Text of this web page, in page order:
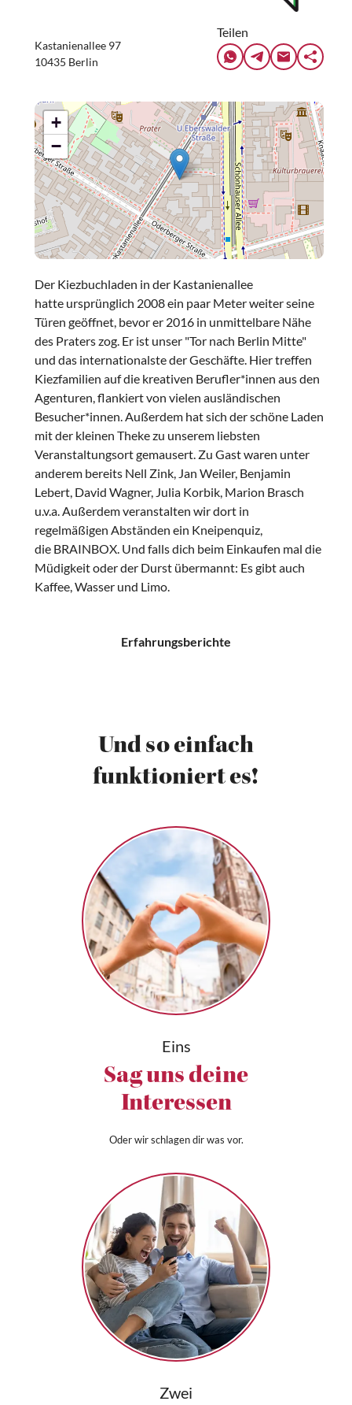
Kastanienallee 97
10435 Berlin
Teilen
+
−
Der Kiezbuchladen in der Kastanienallee
hatte ursprünglich 2008 ein paar Meter weiter seine
Türen geöffnet, bevor er 2016 in unmittelbare Nähe
des Praters zog. Er ist unser "Tor nach Berlin Mitte"
und das internationalste der Geschäfte. Hier treffen
Kiezfamilien auf die kreativen Berufler*innen aus den
Agenturen, flankiert von vielen ausländischen
Besucher*innen. Außerdem hat sich der schöne Laden
mit der kleinen Theke zu unserem liebsten
Veranstaltungsort gemausert. Zu Gast waren unter
anderem bereits Nell Zink, Jan Weiler, Benjamin
Lebert, David Wagner, Julia Korbik, Marion Brasch
u.v.a. Außerdem veranstalten wir dort in
regelmäßigen Abständen ein Kneipenquiz,
die BRAINBOX. Und falls dich beim Einkaufen mal die
Müdigkeit oder der Durst übermannt: Es gibt auch
Kaffee, Wasser und Limo.
Erfahrungsberichte
Und so einfach
funktioniert es!
Eins
Sag uns deine
Interessen
Oder wir schlagen dir was vor.
Zwei